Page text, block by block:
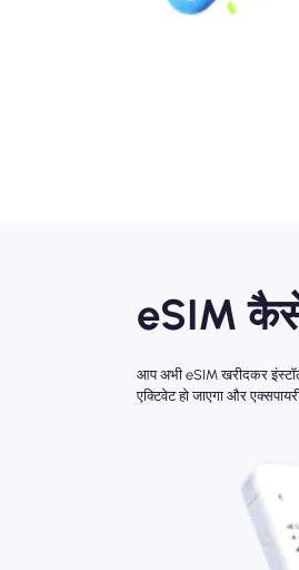
eSIM कैसे
आप अभी eSIM खरीदकर
एक्टिवेट हो जाएगा और